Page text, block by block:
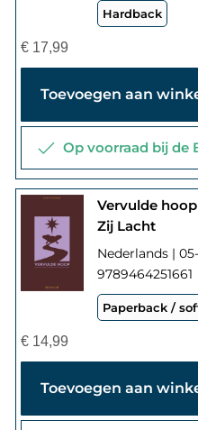
Hardback
€17,99
Toevoegen aan
Op voorraad bij de
Vervulde hoop
Zij Lacht
Nederlands |
9789464251661
Paperback /
€14,99
Toevoegen aan